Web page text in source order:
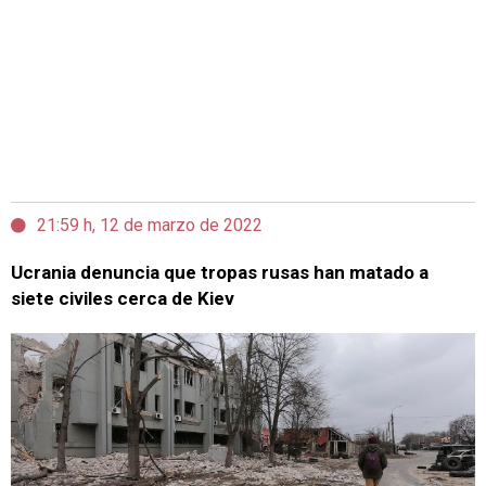
21:59 h, 12 de marzo de 2022
Ucrania denuncia que tropas rusas han matado a
siete civiles cerca de Kiev